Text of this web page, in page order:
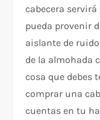
cabecera
pueda provenir
aislante de
de la almohada
cosa que debes
comprar una
cuentas en tu